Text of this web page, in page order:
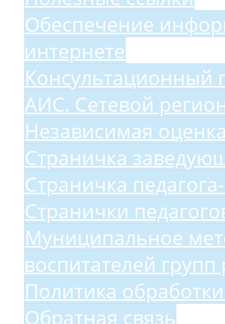
Обеспечение
интернете
Консультационный
АИС. Сетевой
Независимая
Страничка
Страничка
Странички
Муниципальное
воспитателей
Политика
Обратная связь